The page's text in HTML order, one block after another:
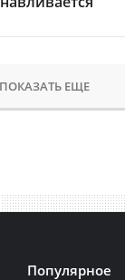
ПОКАЗАТЬ ЕЩЕ
Популярное